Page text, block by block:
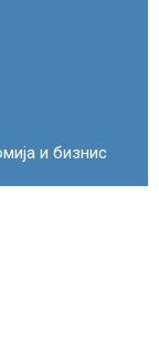
и бизнис